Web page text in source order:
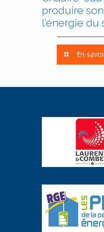
produire
l’énergie du
En